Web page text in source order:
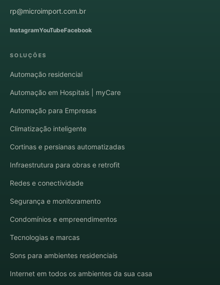
rp@microimport.com.br
InstagramYouTubeFacebook
SOLUÇÕES
Automação residencial
Automação em Hospitais | myCare
Automação para Empresas
Climatização inteligente
Cortinas e persianas automatizadas
Infraestrutura para obras e retrofit
Redes e conectividade
Segurança e monitoramento
Condomínios e empreendimentos
Tecnologias e marcas
Sons para ambientes residenciais
Internet em todos os ambientes da sua casa